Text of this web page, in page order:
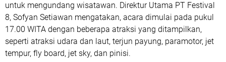
untuk mengundang wisatawan. Direktur Utama PT Festival
8, Sofyan Setiawan mengatakan, acara dimulai pada pukul
17.00 WITA dengan beberapa atraksi yang ditampilkan,
seperti atraksi udara dan laut, terjun payung, paramotor, jet
tempur, fly board, jet sky, dan pinisi.